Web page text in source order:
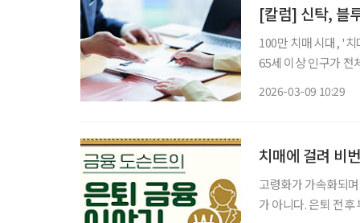
[칼럼] 신탁, 블
100만 치매 시대, '치매머니'가 경제
65세 이상 인구가 전
2026-03-09 10:29
치매에 걸려 비
고령화가 가속화되
가 아니다. 은퇴 전